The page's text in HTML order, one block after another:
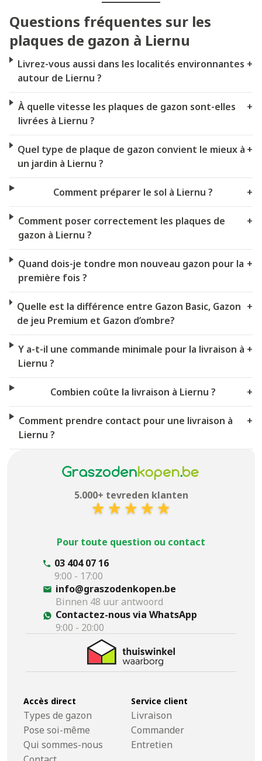
Questions fréquentes sur les
plaques de gazon à Liernu
Livrez-vous aussi dans les localités environnantes
autour de Liernu ?
+
À quelle vitesse les plaques de gazon sont-elles
livrées à Liernu ?
+
Quel type de plaque de gazon convient le mieux à
un jardin à Liernu ?
+
Comment préparer le sol à Liernu ? +
Comment poser correctement les plaques de
gazon à Liernu ?
+
Quand dois-je tondre mon nouveau gazon pour la
première fois ?
+
Quelle est la différence entre Gazon Basic, Gazon
de jeu Premium et Gazon d’ombre?
+
Y a-t-il une commande minimale pour la livraison à
Liernu ?
+
Combien coûte la livraison à Liernu ? +
Comment prendre contact pour une livraison à
Liernu ?
+
5.000+ tevreden klanten
Pour toute question ou contact
03 404 07 16
9:00 - 17:00
info@graszodenkopen.be
Binnen 48 uur antwoord
Contactez-nous via WhatsApp
9:00 - 20:00
Accès direct
Types de gazon
Pose soi-même
Qui sommes-nous
Service client
Livraison
Commander
Entretien